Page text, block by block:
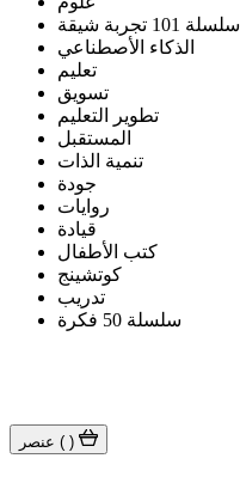
سلسلة 101 تجربة شيقة
الذكاء الأصطناعي
تعليم
تسويق
تطوير التعليم
المستقبل
تنمية الذات
جودة
روايات
قيادة
كتب الأطفال
كوتشينج
تدريب
سلسلة 50 فكرة
) عنصر